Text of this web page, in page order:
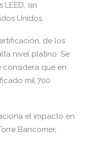
sin
Unidos.
de los
nivel platino. Se
considera que en
mil 700
el impacto en
Bancomer,